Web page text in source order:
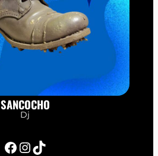
SANCOCHO
Dj
Facebook InstagramTikTok